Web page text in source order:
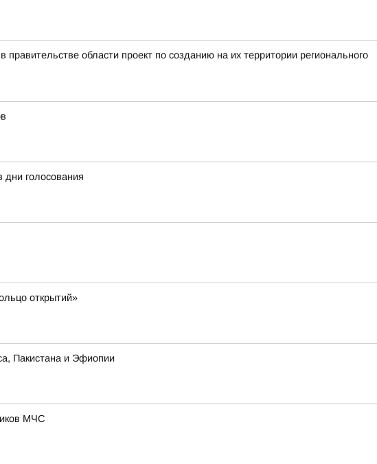
области проект по созданию на их территории регионального
голосования
открытий»
Пакистана и Эфиопии
МЧС